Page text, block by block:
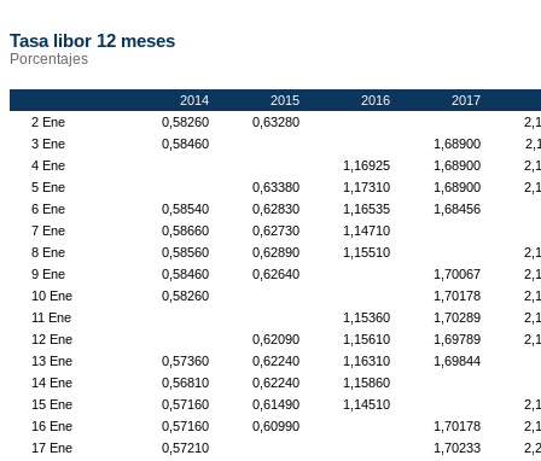
Tasa libor 12 meses
Porcentajes
2014 2015 2016
2017
2 Ene
0,58260 0,63280
3 Ene
0,58460 1,68900
4 Ene
1,16925 1,68900
5 Ene
0,63380 1,17310 1,68900
6 Ene
0,58540 0,62830 1,16535
1,68456
7 Ene
0,58660 0,62730
1,14710
8 Ene
0,58560 0,62890 1,15510
9 Ene
0,58460 0,62640 1,70067
10 Ene
0,58260 1,70178
11 Ene
1,15360 1,70289
12 Ene
0,62090 1,15610 1,69789
13 Ene
0,57360 0,62240 1,16310
1,69844
14 Ene
0,56810 0,62240
1,15860
15 Ene
0,57160 0,61490 1,14510
16 Ene
0,57160 0,60990 1,70178
17 Ene
0,57210 1,70233